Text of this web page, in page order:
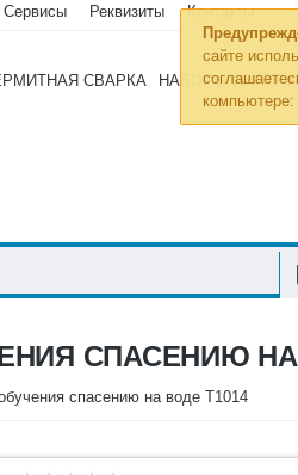
сайте
компьютере:
Сервисы Реквизиты Контакты
СВАРКА НАБОРЫ
СПАСЕНИЮ НА
спасению на воде Т1014